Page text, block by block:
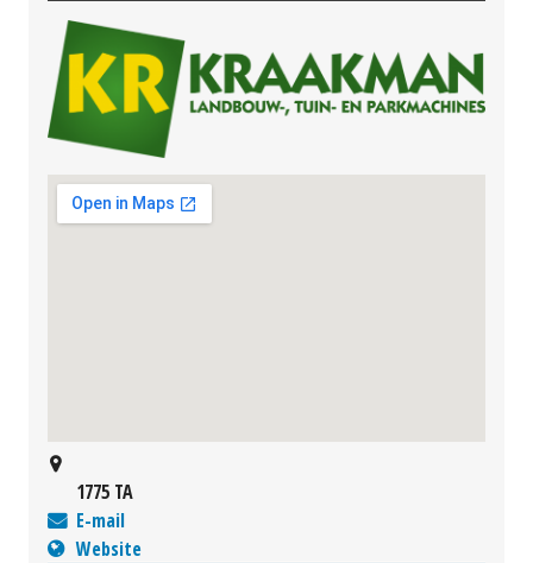
1775 TA
E-mail
Website